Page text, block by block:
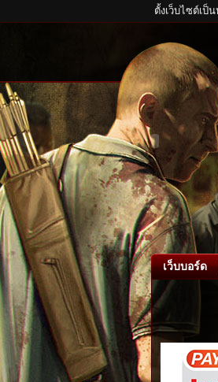
ตั้งเว็บไซต์เป็
เว็บบอร์ด